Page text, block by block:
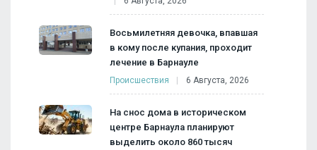
Восьмилетняя девочка, впавшая
в кому после купания, проходит
лечение в Барнауле
Происшествия 6 Августа, 2026
На снос дома в историческом
центре Барнаула планируют
выделить около 860 тысяч